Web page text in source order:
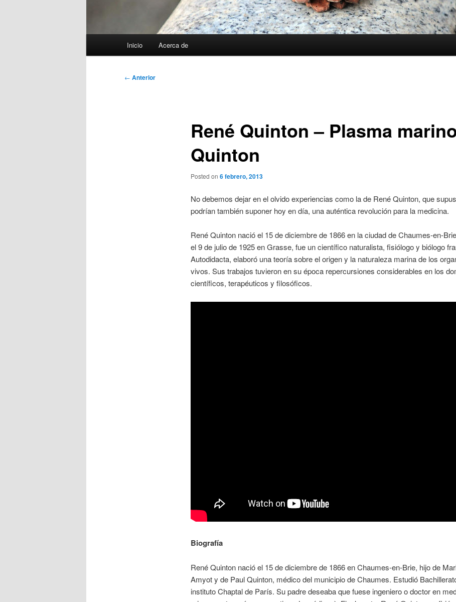
Inicio Acerca de
Navegación
← Anterior
René Quinton – Plasma
Quinton
Posted on 6 febrero, 2013
No debemos dejar en el olvido experiencias como la de René Quinton, que
podrían también suponer hoy en día, una auténtica revolución para la medicina.
René Quinton nació el 15 de diciembre de 1866 en la ciudad de Chaumes-en-
el 9 de julio de 1925 en Grasse, fue un científico naturalista, fisiólogo y biólogo
Autodidacta, elaboró una teoría sobre el origen y la naturaleza marina de los
vivos. Sus trabajos tuvieron en su época repercursiones considerables en los
científicos, terapéuticos y filosóficos.
Biografía
René Quinton nació el 15 de diciembre de 1866 en Chaumes-en-Brie, hijo de
Amyot y de Paul Quinton, médico del municipio de Chaumes. Estudió
instituto Chaptal de París. Su padre deseaba que fuese ingeniero o doctor en